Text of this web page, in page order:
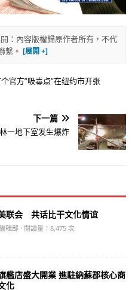
：內容版權歸原作者所有，不代
繫。
个官方”吸毒点”在纽约市开张
下一篇
一地下室发生爆炸
联会 共话比干文化情谊
輯部 · 閱讀量：8,475 次
艦店盛大開業 進駐納蘇郡核心商
化